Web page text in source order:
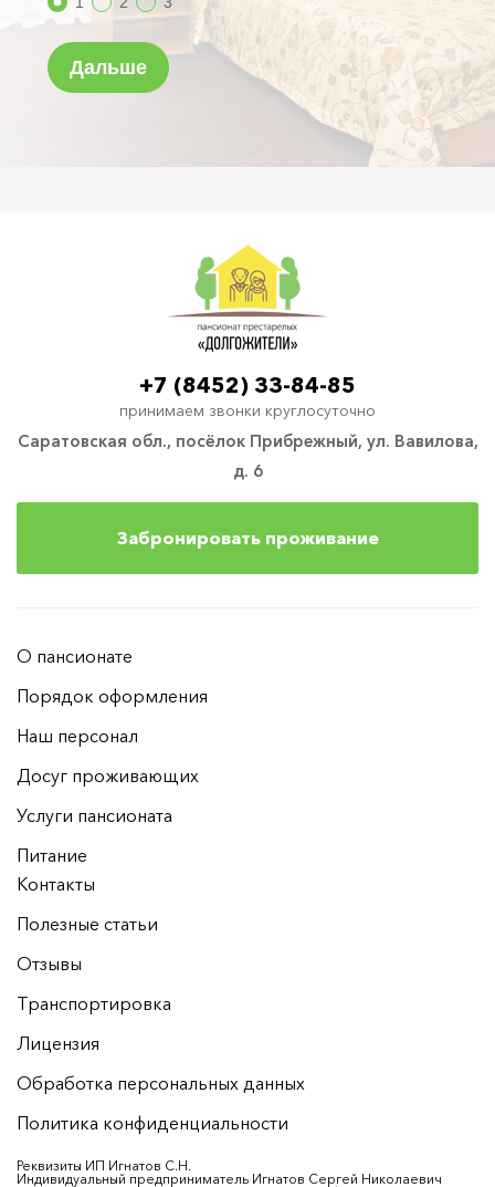
Саратовская обл., посёлок Прибрежный, ул. Вавилова,
д. 6
+7 (8452) 33-84-85
принимаем звонки круглосуточно
Забронировать проживание
О пансионате
Порядок оформления
Наш персонал
Досуг проживающих
Услуги пансионата
Питание
Контакты
Полезные статьи
Отзывы
Транспортировка
Лицензия
Обработка персональных данных
Политика конфиденциальности
Реквизиты ИП Игнатов С.Н.
Индивидуальный предприниматель Игнатов Сергей Николаевич